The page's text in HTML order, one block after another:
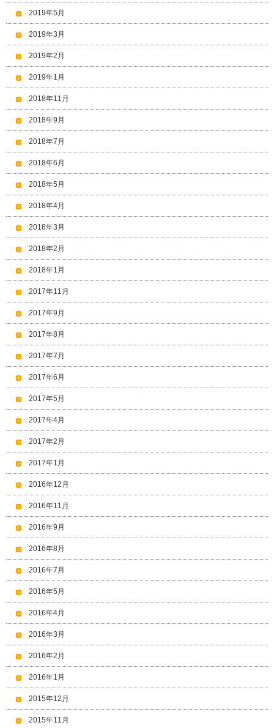
2019年5月
2019年3月
2019年2月
2019年1月
2018年11月
2018年9月
2018年7月
2018年6月
2018年5月
2018年4月
2018年3月
2018年2月
2018年1月
2017年11月
2017年9月
2017年8月
2017年7月
2017年6月
2017年5月
2017年4月
2017年2月
2017年1月
2016年12月
2016年11月
2016年9月
2016年8月
2016年7月
2016年5月
2016年4月
2016年3月
2016年2月
2016年1月
2015年12月
2015年11月